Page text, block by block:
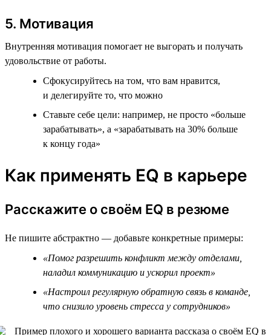
5. Мотивация
Внутренняя мотивация помогает не выгорать и получать
удовольствие от работы.
Сфокусируйтесь на том, что вам нравится,
и делегируйте то, что можно
Ставьте себе цели: например, не просто «больше
зарабатывать», а «зарабатывать на 30% больше
к концу года»
Как применять EQ в карьере
Расскажите о своём EQ в резюме
Не пишите абстрактно — добавьте конкретные примеры:
«Помог разрешить конфликт между отделами,
наладил коммуникацию и ускорил проект»
«Настроил регулярную обратную связь в команде,
что снизило уровень стресса у сотрудников»